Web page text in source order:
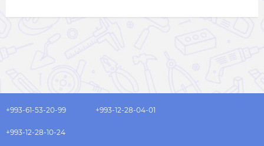
+993-61-53-20-99 +993-12-28-04-01
+993-12-28-10-24